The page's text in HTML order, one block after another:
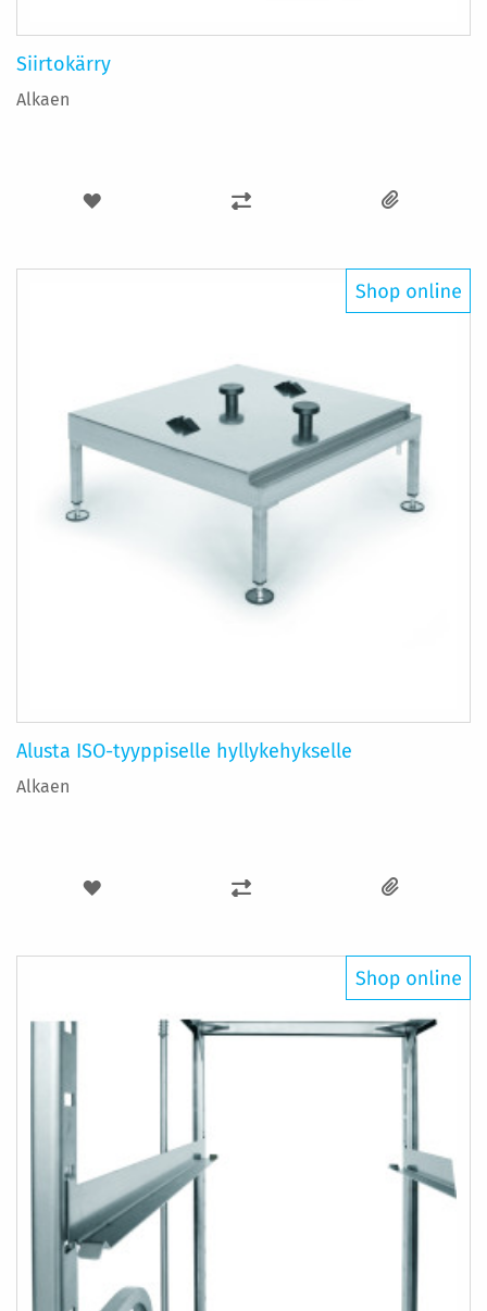
Siirtokärry
Alkaen
LISÄÄ
LISÄÄ
Alusta ISO-tyyppiselle hyllykehykselle
Alkaen
LISÄÄ
LISÄÄ